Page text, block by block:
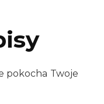
pokocha Twoje